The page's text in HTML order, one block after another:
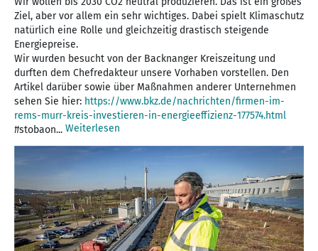
Ziel, aber vor allem ein sehr wichtiges. Dabei spielt Klimaschutz
natürlich eine Rolle und gleichzeitig drastisch steigende
Energiepreise.
Wir wurden besucht von der Backnanger Kreiszeitung und
durften dem Chefredakteur unsere Vorhaben vorstellen. Den
Artikel darüber sowie über Maßnahmen anderer Unternehmen
sehen Sie hier: https://www.bkz.de/nachrichten/firmen-im-
rems-murr-kreis-investieren-in-energieeffizienz-177574.html
#stobaon... Weiterlesen